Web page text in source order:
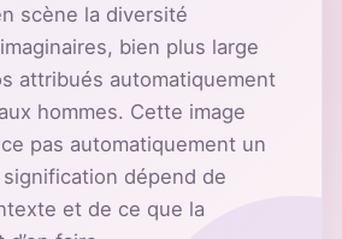
scène la diversité
bien plus large
attribués automatiquement
hommes. Cette image
pas automatiquement un
dépend de
et de ce que la